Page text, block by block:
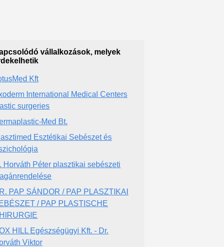
vállalkozások, melyek
Kft
International Medical Centers
surgeries
Med Bt.
Esztétikai Sebészet és
Horváth Péter plasztikai sebészeti
PAP SÁNDOR / PAP PLASZTIKAI
/ PAP PLASTISCHE
HILL Egészségügyi Kft. - Dr.
Viktor